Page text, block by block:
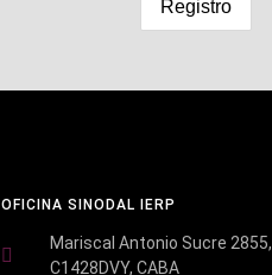
OFICINA SINODAL IERP
Mariscal Antonio Sucre 2855,
C1428DVY, CABA